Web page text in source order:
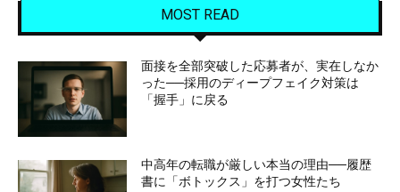
MOST READ
面接を全部突破した応募者が、実在しなか
った──採用のディープフェイク対策は
「握手」に戻る
中高年の転職が厳しい本当の理由──履歴
書に「ボトックス」を打つ女性たち